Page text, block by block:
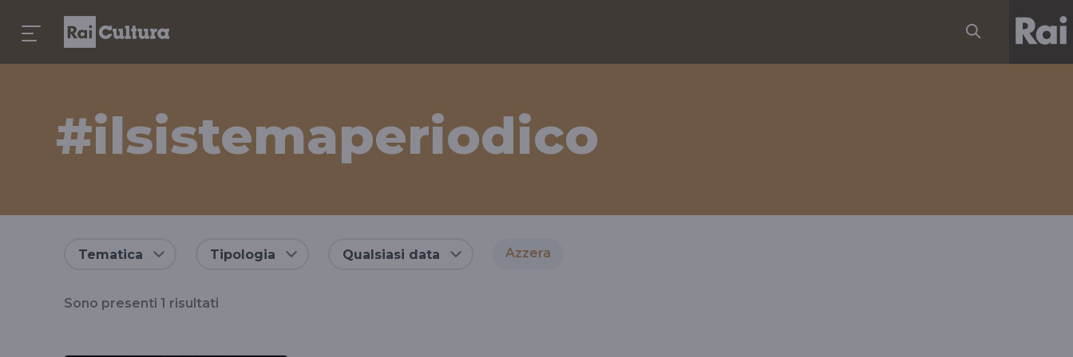
#ilsistemaperiodico
Tematica Tipologia Qualsiasi data Azzera
Sono presenti 1 risultati